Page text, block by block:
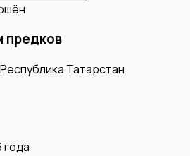
предков
Республика Татарстан
года